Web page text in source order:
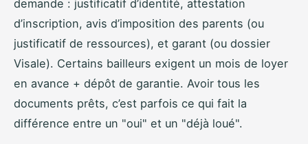
demande : justificatif d’identité, attestation
d’inscription, avis d’imposition des parents (ou
justificatif de ressources), et garant (ou dossier
Visale). Certains bailleurs exigent un mois de loyer
en avance + dépôt de garantie. Avoir tous les
documents prêts, c’est parfois ce qui fait la
différence entre un "oui" et un "déjà loué".